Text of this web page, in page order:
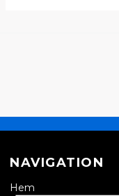
NAVIGATION
Hem